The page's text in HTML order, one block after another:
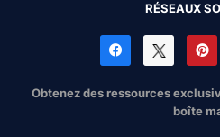
RÉSEAUX
Obtenez des ressources
boîte